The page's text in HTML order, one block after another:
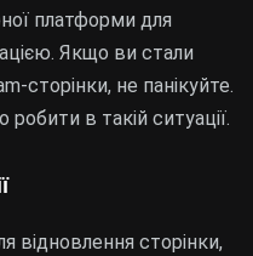
платформи для
Якщо ви стали
сторінки, не панікуйте.
в такій ситуації.
відновлення сторінки,